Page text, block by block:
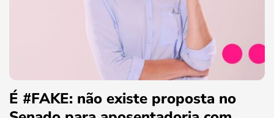
É #FAKE: não existe proposta no